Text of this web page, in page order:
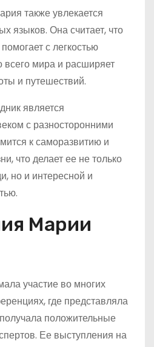
также увлекается
языков. Она считает, что
с легкостью
мира и расширяет
и путешествий.
является
с разносторонними
к саморазвитию и
что делает ее не только
но и интересной и
Марии
участие во многих
где представляла
положительные
Ее выступления на